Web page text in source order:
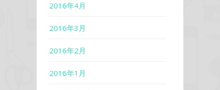
2016年4月
2016年3月
2016年2月
2016年1月